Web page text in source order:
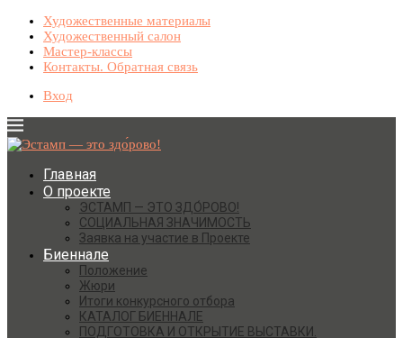
Художественные материалы
Художественный салон
Мастер-классы
Контакты. Обратная связь
Вход
Главная
О проекте
ЭСТАМП — ЭТО ЗДО́РОВО!
СОЦИАЛЬНАЯ ЗНАЧИМОСТЬ
Заявка на участие в Проекте
Биеннале
Положение
Жюри
Итоги конкурсного отбора
КАТАЛОГ БИЕННАЛЕ
ПОДГОТОВКА И ОТКРЫТИЕ ВЫСТАВКИ.